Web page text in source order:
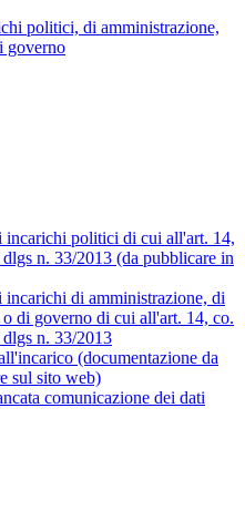
politici, di amministrazione,
governo
incarichi politici di cui all'art. 14,
n. 33/2013 (da pubblicare in
incarichi di amministrazione, di
di governo di cui all'art. 14, co.
n. 33/2013
(documentazione da
sul sito web)
comunicazione dei dati